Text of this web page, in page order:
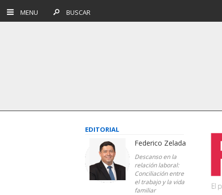
MENU BUSCAR
EDITORIAL
Federico Zelada
Descanso en la
relación laboral:
Conciliación entre
el trabajo y la vida
familiar